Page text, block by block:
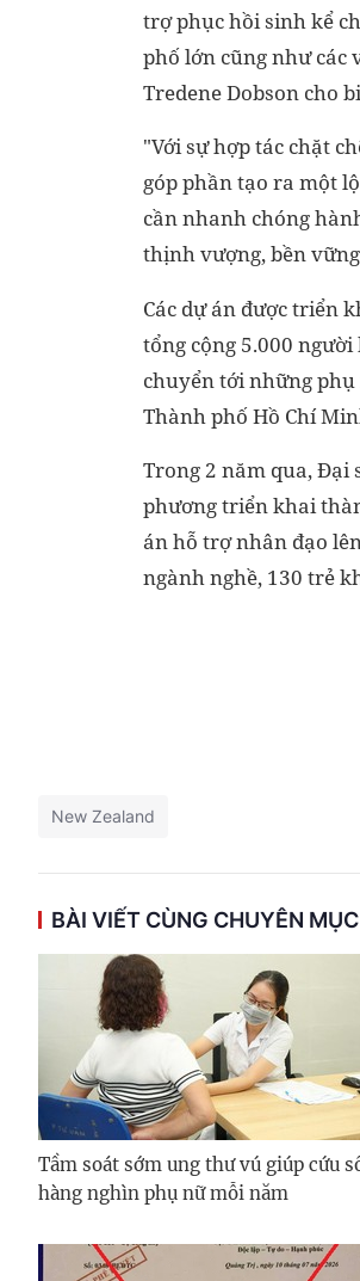
trợ phục hồi sinh kể
phố lớn cũng như các
Tredene Dobson cho
"Với sự hợp tác chặt
góp phần tạo ra một
cần nhanh chóng
thịnh vượng, bền
Các dự án được triển
tổng cộng 5.000
chuyển tới những
Thành phố Hồ Chí
Trong 2 năm qua, Đại
phương triển khai
án hỗ trợ nhân đạo
ngành nghề, 130 trẻ
New Zealand
BÀI VIẾT CÙNG CHUYÊN MỤC
Tầm soát sớm ung thư vú giúp cứu
hàng nghìn phụ nữ mỗi năm